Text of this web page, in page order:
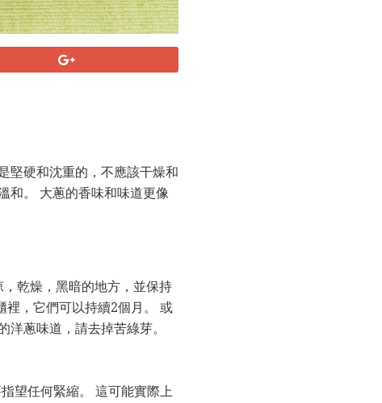
堅硬和沈重的，不應該干燥和
和。 大蔥的香味和味道更像
乾燥，黑暗的地方，並保持
裡，它們可以持續2個月。 或
蔥味道，請去掉苦綠芽。
望任何緊縮。 這可能實際上